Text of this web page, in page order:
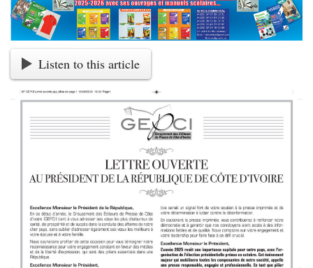
Listen to this article